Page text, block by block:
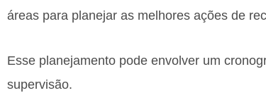
áreas para planejar as melhores ações de
Esse planejamento pode envolver um
supervisão.